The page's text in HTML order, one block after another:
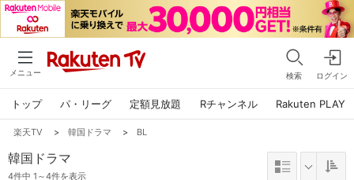
メニュー 検索 ログイン
トップ パ・リーグ 定額見放題 Rチャンネル Rakuten PLAY
楽天TV > 韓国ドラマ > BL
韓国ドラマ
4件中 1～4件を表示